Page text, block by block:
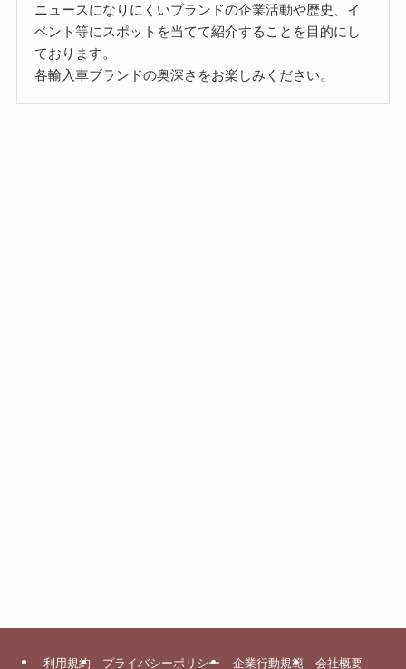
ニュースになりにくいブランドの企業活動や歴史、イ
ベント等にスポットを当てて紹介することを目的にし
ております。
各輸入車ブランドの奥深さをお楽しみください。
利用規約 プライバシーポリシー 企業行動規範 会社概要